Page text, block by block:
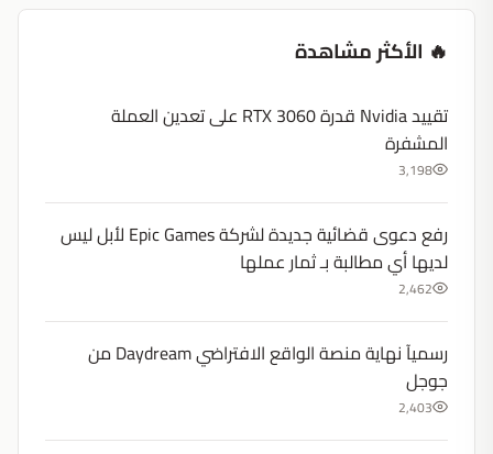
🔥 الأكثر مشاهدة
تقييد Nvidia قدرة RTX 3060 على تعدين العملة
المشفرة
3,198
رفع دعوى قضائية جديدة لشركة Epic Games لأبل ليس
لديها أي مطالبة بـ ثمار عملها
2,462
رسميآ نهاية منصة الواقع الافتراضي Daydream من
جوجل
2,403